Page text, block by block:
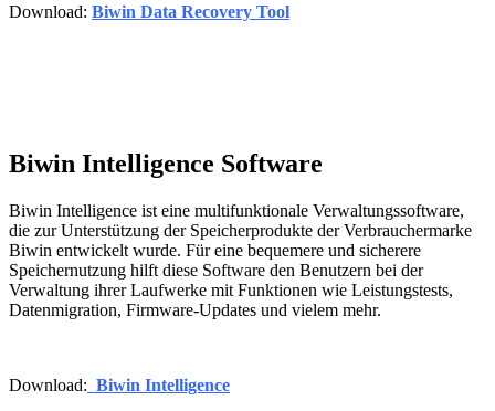
Download: Biwin Data Recovery Tool
Biwin Intelligence Software
Biwin Intelligence ist eine multifunktionale Verwaltungssoftware,
die zur Unterstützung der Speicherprodukte der Verbrauchermarke
Biwin entwickelt wurde. Für eine bequemere und sicherere
Speichernutzung hilft diese Software den Benutzern bei der
Verwaltung ihrer Laufwerke mit Funktionen wie Leistungstests,
Datenmigration, Firmware-Updates und vielem mehr.
Download: Biwin Intelligence